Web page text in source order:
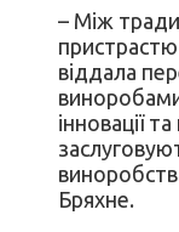
– Між
віддала
інновації
Бряхне.